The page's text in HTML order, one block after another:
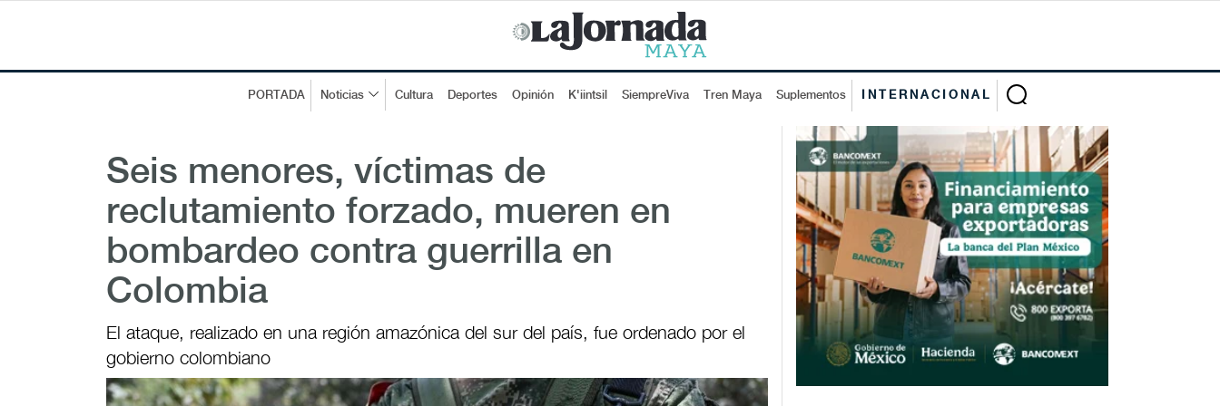
PORTADA Noticias Cultura Deportes Opinión K'iintsil SiempreViva Tren Maya Suplementos INTERNACIONAL
Seis menores, víctimas de
reclutamiento forzado, mueren en
bombardeo contra guerrilla en
Colombia
El ataque, realizado en una región amazónica del sur del país, fue ordenado por el
gobierno colombiano